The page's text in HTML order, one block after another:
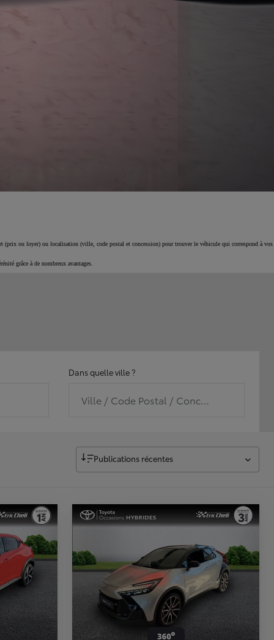
(prix ou loyer) ou localisation (ville, code postal et concession) pour trouver le véhicule qui correspond à vos
grâce à de nombreux avantages.
Dans quelle ville ?
Ville / Code Postal / Concession
Publications récentes